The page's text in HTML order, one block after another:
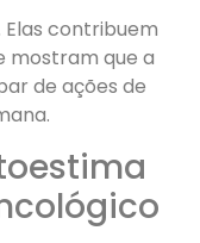
Elas contribuem
mostram que a
de ações de